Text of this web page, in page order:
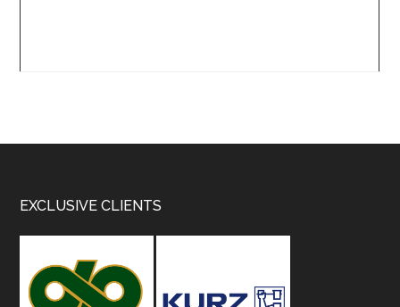
Footer
EXCLUSIVE CLIENTS